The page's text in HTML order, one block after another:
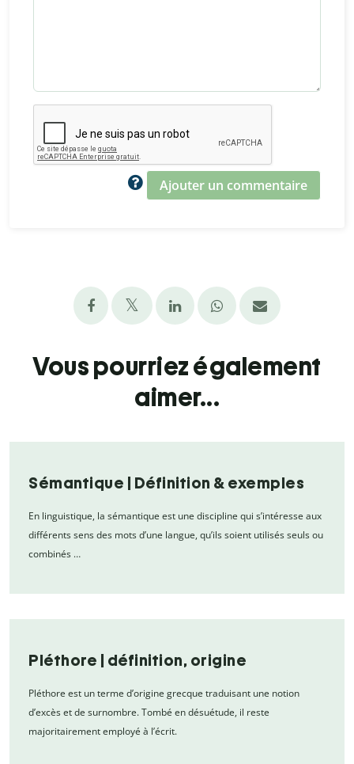
Ajouter un commentaire
Vous pourriez également
aimer...
Sémantique | Définition & exemples
En linguistique, la sémantique est une discipline qui s’intéresse aux
différents sens des mots d’une langue, qu’ils soient utilisés seuls ou
combinés …
Pléthore | définition, origine
Pléthore est un terme d’origine grecque traduisant une notion
d’excès et de surnombre. Tombé en désuétude, il reste
majoritairement employé à l’écrit.